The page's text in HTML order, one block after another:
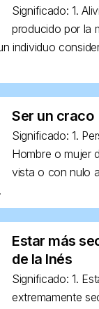
Significado: 1.
producido por la
individuo
Ser un craco
Significado: 1.
Hombre o mujer
vista o con nulo
Estar más
de la Inés
Significado: 1.
extremamente